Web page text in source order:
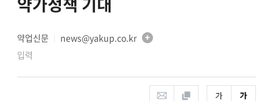
약업신문
news@yakup.co.kr
입력